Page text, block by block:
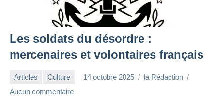
Les soldats du désordre :
mercenaires et volontaires français
Articles Culture 14 octobre 2025
la Rédaction
Aucun commentaire